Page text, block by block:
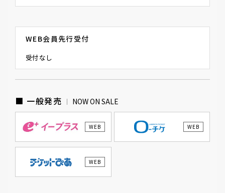
WEB会員先行受付
受付なし
■ 一般発売 NOW ON SALE
WEB WEB
WEB